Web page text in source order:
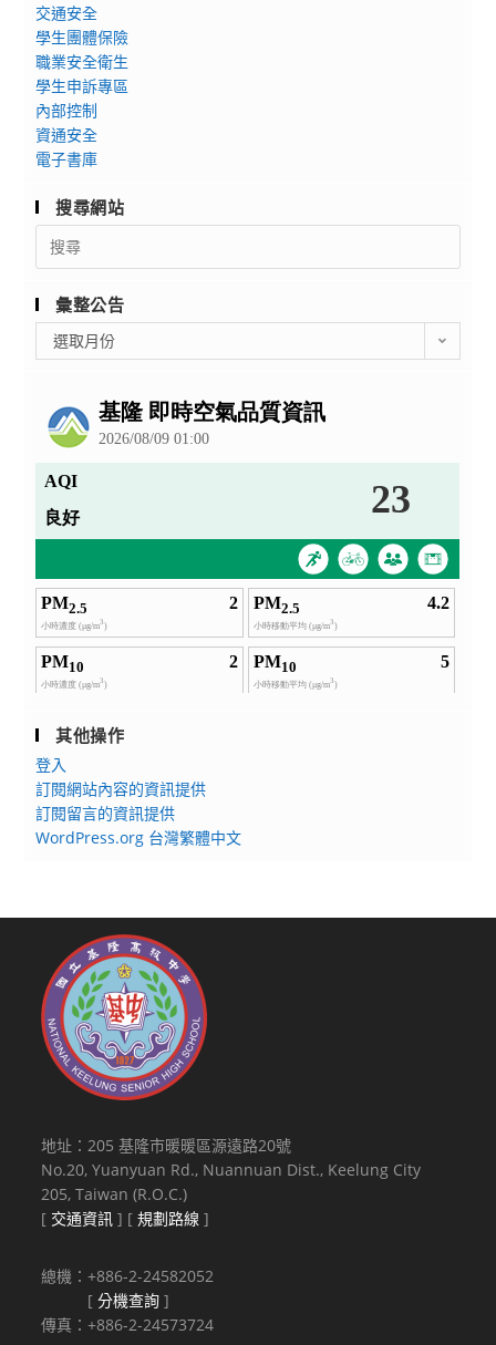
交通安全
學生團體保險
職業安全衛生
學生申訴專區
內部控制
資通安全
電子書庫
搜尋網站
Search
for:
彙整公告
整
選取月份
其他操作
登入
訂閱網站內容的資訊提供
訂閱留言的資訊提供
WordPress.org 台灣繁體中文
地址：205 基隆市暖暖區源遠路20號
No.20, Yuanyuan Rd., Nuannuan Dist., Keelung City
205, Taiwan (R.O.C.)
[ 交通資訊 ] [規劃路線 ]
總機：+886-2-24582052
[分機查詢 ]
傳真：+886-2-24573724